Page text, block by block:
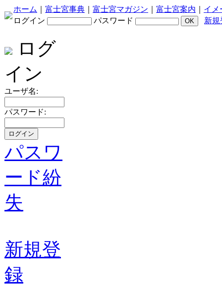
ホーム 富士宮事典 富士宮マガジン 富士宮案内
イメ
ログイン
パスワード 新規
ログ
イン
ユーザ名:
パスワード:
パスワ
ード紛
失
新規登
録